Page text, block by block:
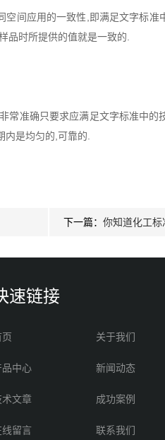
应用的一致性,即满足文字标准
品时所提供的值就是一致的.
准确只要求应满足文字标准中的
是均匀的,可靠的.
下一篇： 你知道化工标
速链接
关于我们
品中心 新闻动态
术文章 成功案例
线留言 联系我们